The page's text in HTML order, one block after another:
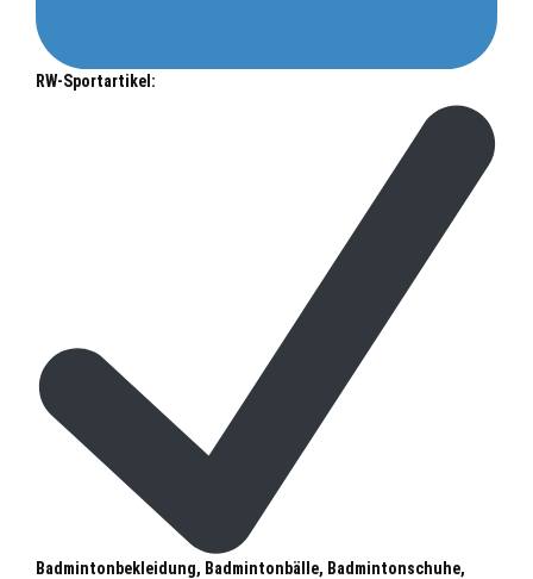
RW-Sportartikel:
Badmintonbekleidung, Badmintonbälle, Badmintonschuhe,